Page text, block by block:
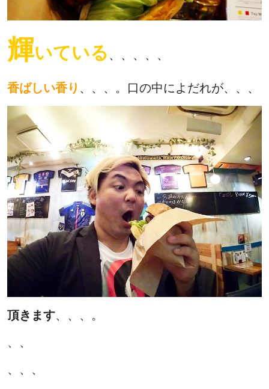
輝いている 、、、、、
香ばしい香り 、、、。口の中によだれが、、、
頂きます、、、。
、、
、、、